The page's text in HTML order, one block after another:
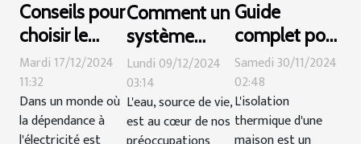
Conseils pour
choisir le
meilleur
service de
dépannage
électrique
Mardi 17/12/2024
11:32
Dans un monde où
la dépendance à
Comment un
système
d'osmose
inverse
améliore la
qualité de
Lundi 09/12/2024
03:14
L'eau, source de vie,
est au cœur de nos
Guide
complet pour
optimiser
l'isolation
thermique de
votre maison
Samedi 30/11/2024
02:48
L'isolation
thermique d'une